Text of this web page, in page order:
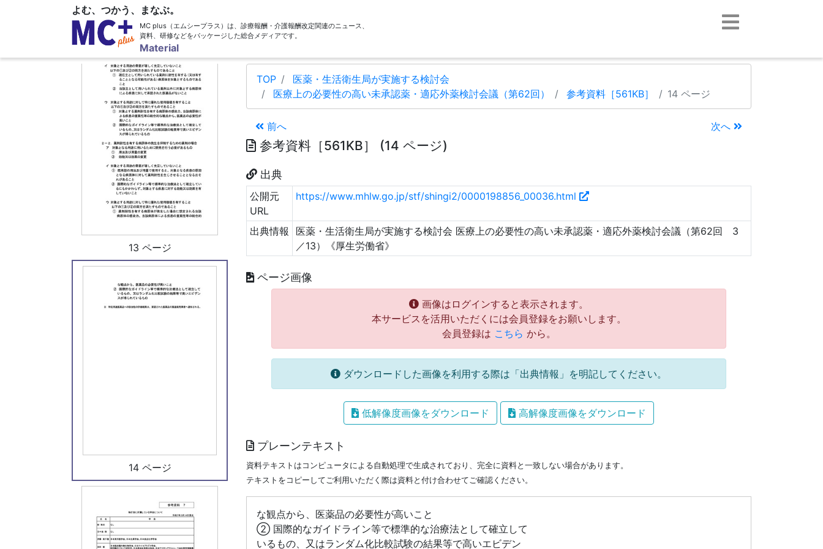
よむ、つかう、まなぶ。
MC plus（エムシープラス）は、診療報酬・介護報酬改定関連のニュース、
資料、研修などをパッケージした総合メディアです。
Material
12 ページ
13 ページ
14 ページ
TOP
医薬・生活衛生局が実施する検討会
医療上の必要性の高い未承認薬・適応外薬検討会議（第62回）
参考資料［561KB］ 14 ページ
前へ 次へ
参考資料［561KB］ (14 ページ)
出典
公開元
URL
https://www.mhlw.go.jp/stf/shingi2/0000198856_00036.html
出典情報
医薬・生活衛生局が実施する検討会 医療上の必要性の高い未承認薬・適応外薬検討会議（第62回 3
／13）《厚生労働省》
ページ画像
画像はログインすると表示されます。
本サービスを活用いただくには会員登録をお願いします。
会員登録は こちら から。
ダウンロードした画像を利用する際は「出典情報」を明記してください。
低解像度画像をダウンロード 高解像度画像をダウンロード
プレーンテキスト
資料テキストはコンピュータによる自動処理で生成されており、完全に資料と一致しない場合があります。
テキストをコピーしてご利用いただく際は資料と付け合わせてご確認ください。
な観点から、医薬品の必要性が高いこと
② 国際的なガイドライン等で標準的な治療法として確立して
いるもの、又はランダム化比較試験の結果等で高いエビデン